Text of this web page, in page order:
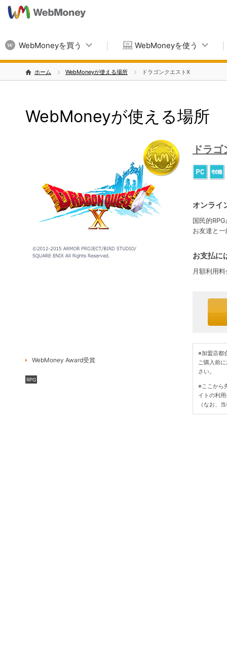
WebMoneyを買う WebMoneyを使う
ホーム WebMoneyが使える場所 ドラゴンクエストX
WebMoneyが使える場所
WebMoney Award受賞
RPG
ドラ
オンライ
国民的
お友達と
お支払に
月額利用
※加盟店都
ご購入前
さい。
※ここから
イトの利
（なお、